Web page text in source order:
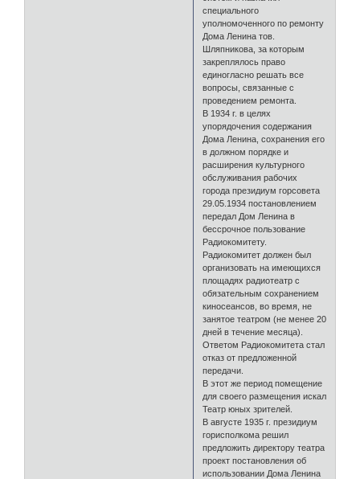
специального
уполномоченного по ремонту
Дома Ленина тов.
Шляпникова, за которым
закреплялось право
единогласно решать все
вопросы, связанные с
проведением ремонта.
В 1934 г. в целях
упорядочения содержания
Дома Ленина, сохранения его
в должном порядке и
расширения культурного
обслуживания рабочих
города президиум горсовета
29.05.1934 постановлением
передал Дом Ленина в
бессрочное пользование
Радиокомитету.
Радиокомитет должен был
организовать на имеющихся
площадях радиотеатр с
обязательным сохранением
киносеансов, во время, не
занятое театром (не менее 20
дней в течение месяца).
Ответом Радиокомитета стал
отказ от предложенной
передачи.
В этот же период помещение
для своего размещения искал
Театр юных зрителей.
В августе 1935 г. президиум
горисполкома решил
предложить директору театра
проект постановления об
использовании Дома Ленина